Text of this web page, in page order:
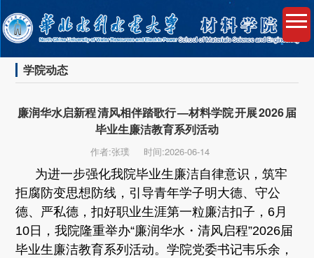
学院动态
廉润华水启新程 清风相伴踏歌行 —材料学院 开展 2026 届
毕业生廉洁教育系列活动
作者:张璞 时间:2026-06-14
为进一步强化我院毕业生廉洁自律意识，筑牢
拒腐防变思想防线，引导青年学子明大德、守公
德、严私德，扣好职业生涯第一粒廉洁扣子，6月
10日，我院隆重举办“廉润华水・清风启程”2026届
毕业生廉洁教育系列活动。学院党委书记韦乐余，